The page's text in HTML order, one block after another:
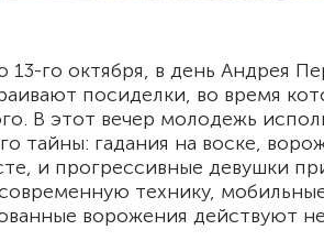
го октября, в день Андрея
посиделки, во время
В этот вечер молодежь
тайны: гадания на воске,
и прогрессивные девушки
технику,
ворожения действуют